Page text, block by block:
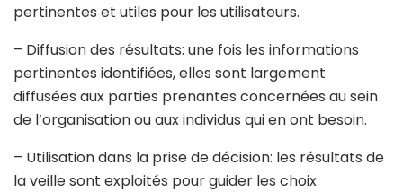
pertinentes et utiles pour les utilisateurs.
– Diffusion des résultats: une fois les informations
pertinentes identifiées, elles sont largement
diffusées aux parties prenantes concernées au sein
de l’organisation ou aux individus qui en ont besoin.
– Utilisation dans la prise de décision: les résultats de
la veille sont exploités pour guider les choix